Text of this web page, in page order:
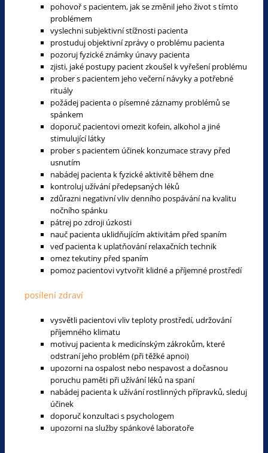
pohovoř s pacientem, jak se změnil jeho život s tímto
problémem
vyslechni subjektivní stížnosti pacienta
prostuduj objektivní zprávy o problému pacienta
pozoruj fyzické známky únavy pacienta
zjisti, jaké postupy pacient zkoušel k vyřešení problému
prober s pacientem jeho večerní návyky a potřebné
rituály
požádej pacienta o písemné záznamy problémů se
spánkem
doporuč pacientovi omezit kofein, alkohol a jiné
stimulující látky
prober s pacientem účinek konzumace stravy před
usnutím
nabádej pacienta k fyzické aktivitě během dne
kontroluj užívání předepsaných léků
zdůrazni negativní vliv denního pospávání na kvalitu
nočního spánku
pátrej po zdroji úzkosti
nauč pacienta uklidňujícím aktivitám před spaním
veď pacienta k uplatňování relaxačních technik
omez tekutiny před spaním
pomoz pacientovi vytvořit klidné a příjemné prostředí
posílení zdraví
vysvětli pacientovi vliv teploty prostředí, udržování
příjemného klimatu
motivuj pacienta k medicínským zákrokům, které
odstraní jeho problém (při těžké apnoi)
upozorni na ospalost nebo nespavost a dočasnou
poruchu paměti při užívání léků na spaní
nabádej pacienta k užívání rostlinných přípravků, sleduj
účinek
doporuč konzultaci s psychologem
upozorni na služby spánkové laboratoře